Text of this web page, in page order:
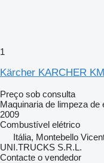
1
Kärcher KARCHER
Preço sob consulta
Maquinaria de limpeza
2009
Combustível elétrico
Itália, Montebello
UNI.TRUCKS S.R.L.
Contacte o vendedor